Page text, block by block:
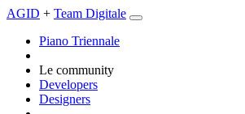
AGID + Team Digitale
Piano Triennale
Le community
Developers
Designers